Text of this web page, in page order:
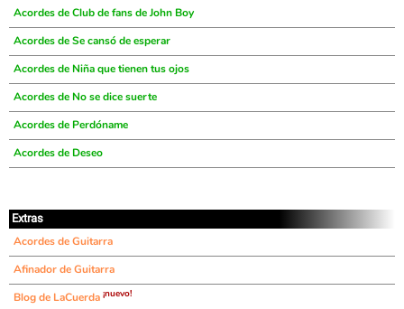
Acordes de Club de fans de John Boy
Acordes de Se cansó de esperar
Acordes de Niña que tienen tus ojos
Acordes de No se dice suerte
Acordes de Perdóname
Acordes de Deseo
Extras
Acordes de Guitarra
Afinador de Guitarra
Blog de LaCuerda ¡nuevo!